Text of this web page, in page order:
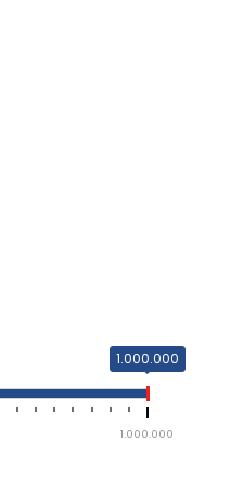
1.000.000
1.000.000